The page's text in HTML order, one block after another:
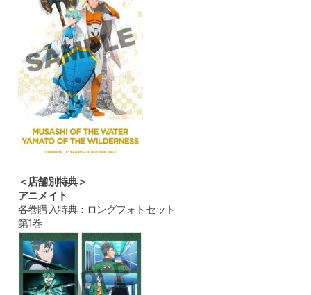
＜店舗別特典＞
アニメイト
各巻購入特典：ロングフォトセット
第1巻